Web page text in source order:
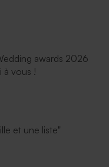
awards 2026
à vous !
et une liste"